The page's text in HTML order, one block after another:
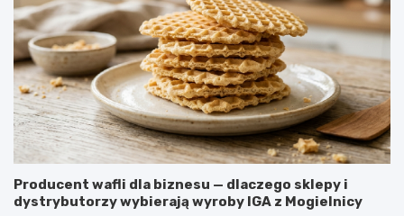
Producent wafli dla biznesu — dlaczego sklepy i
dystrybutorzy wybierają wyroby IGA z Mogielnicy